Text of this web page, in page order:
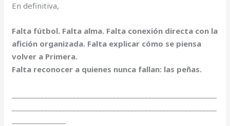
En definitiva,
Falta fútbol. Falta alma. Falta conexión directa con la
afición organizada. Falta explicar cómo se piensa
volver a Primera.
Falta reconocer a quienes nunca fallan: las peñas.